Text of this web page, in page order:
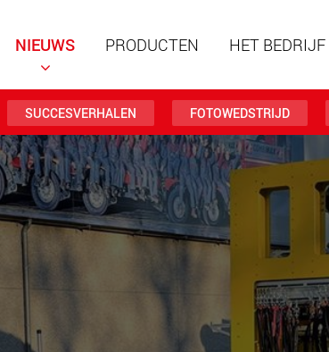
Speciale
500 t
NIEUWS PRODUCTEN HET BEDRIJF
SUCCESVERHALEN FOTOWEDSTRIJD